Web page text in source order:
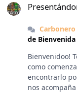
Carbonero
de Bienvenida
Bienvenidoo!
como
encontrarlo
nos